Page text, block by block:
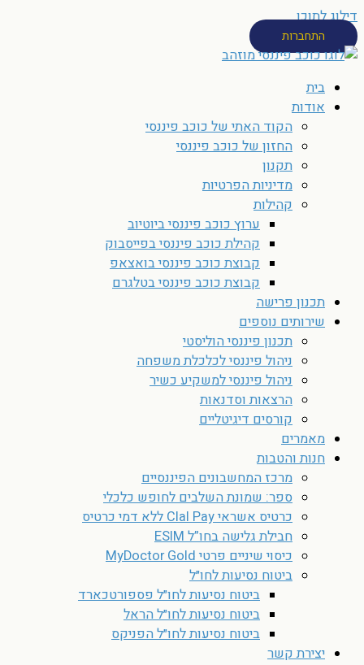
דילוג לתוכן
התחברות
בית
אודות
הקוד האתי של כוכב פיננסי
החזון של כוכב פיננסי
תקנון
מדיניות הפרטיות
קהילות
ערוץ כוכב פיננסי ביוטיוב
קהילת כוכב פיננסי בפייסבוק
קבוצת כוכב פיננסי בואצאפ
קבוצת כוכב פיננסי בטלגרם
תכנון פרישה
שירותים נוספים
תכנון פיננסי הוליסטי
ניהול פיננסי לכלכלת משפחה
ניהול פיננסי למשקיע כשיר
הרצאות וסדנאות
קורסים דיגיטליים
מאמרים
חנות והטבות
מרכז המחשבונים הפיננסיים
ספר: שמונת השלבים לחופש כלכלי
כרטיס אשראי Clal Pay ללא דמי כרטיס
חבילת גלישה בחו”ל ESIM
כיסוי שיניים פרטי MyDoctor Gold
ביטוח נסיעות לחו״ל
ביטוח נסיעות לחו״ל פספורטכארד
ביטוח נסיעות לחו״ל הראל
ביטוח נסיעות לחו״ל הפניקס
יצירת קשר